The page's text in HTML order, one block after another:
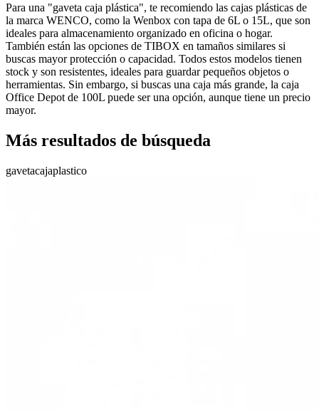
Para una "gaveta caja plástica", te recomiendo las cajas plásticas de
la marca WENCO, como la Wenbox con tapa de 6L o 15L, que son
ideales para almacenamiento organizado en oficina o hogar.
También están las opciones de TIBOX en tamaños similares si
buscas mayor protección o capacidad. Todos estos modelos tienen
stock y son resistentes, ideales para guardar pequeños objetos o
herramientas. Sin embargo, si buscas una caja más grande, la caja
Office Depot de 100L puede ser una opción, aunque tiene un precio
mayor.
Más resultados de búsqueda
gavetacajaplastico